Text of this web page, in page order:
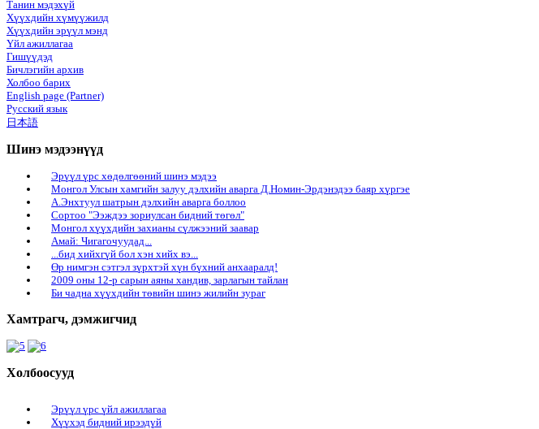
Танин мэдэхүй
Хүүхдийн хүмүүжилд
Хүүхдийн эрүүл мэнд
Үйл ажиллагаа
Гишүүдэд
Бичлэгийн архив
Холбоо барих
English page (Partner)
Русский язык
日本語
Шинэ мэдээнүүд
Эрүүл үрс хөдөлгөөний шинэ мэдээ
Монгол Улсын хамгийн залуу дэлхийн аварга Д.Номин-Эрдэнэдээ баяр хүргэе
А.Энхтуул шатрын дэлхийн аварга боллоо
Сортоо "Ээждээ зориулсан бидний төгөл"
Монгол хүүхдийн захианы сүлжээний заавар
Амай: Чигагочуудад...
...бид хийхгүй бол хэн хийх вэ...
Өр нимгэн сэтгэл зүрхтэй хүн бүхний анхааралд!
2009 оны 12-р сарын аяны хандив, зарлагын тайлан
Би чадна хүүхдийн төвийн шинэ жилийн зураг
Хамтрагч, дэмжигчид
Холбоосууд
Эрүүл үрс үйл ажиллагаа
Хүүхэд бидний ирээдүй